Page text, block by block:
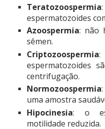
Teratozoospermia
espermatozoides
Azoospermia: não
sêmen.
Criptozoospermia
espermatozoides
centrifugação.
Normozoospermia
uma amostra
Hipocinesia: o
motilidade reduzida.